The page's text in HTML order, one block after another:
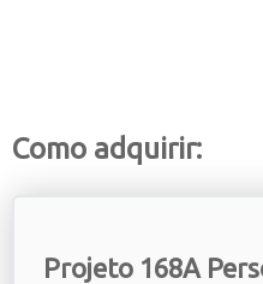
Como adquirir:
Projeto 168A